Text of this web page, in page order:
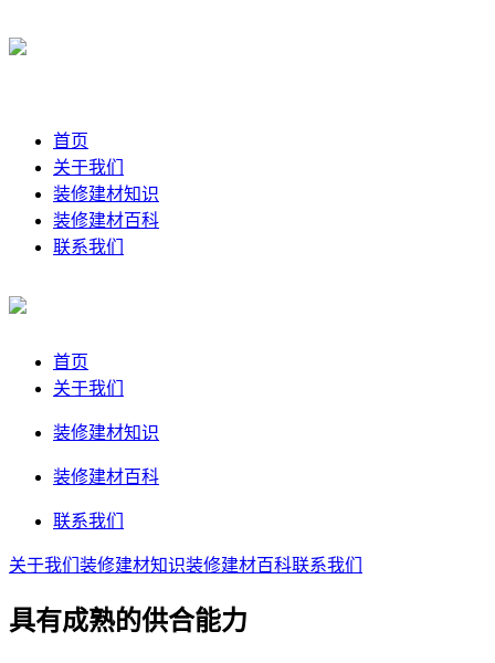
首页
关于我们
装修建材知识
装修建材百科
联系我们
首页
关于我们
装修建材知识
装修建材百科
联系我们
关于我们 装修建材知识装修建材百科联系我们
具有成熟的供合能力